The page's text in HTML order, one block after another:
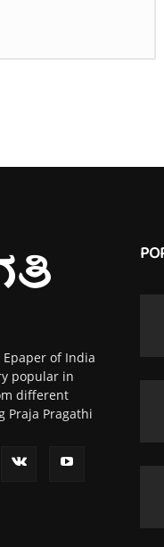
Epaper of India
popular in
different
Praja Pragathi